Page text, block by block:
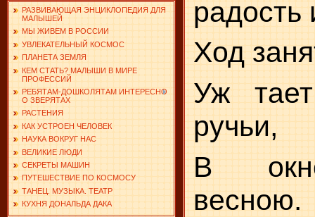
РАЗВИВАЮЩАЯ ЭНЦИКЛОПЕДИЯ ДЛЯ
МАЛЫШЕЙ
МЫ ЖИВЕМ В РОССИИ
УВЛЕКАТЕЛЬНЫЙ КОСМОС
ПЛАНЕТА ЗЕМЛЯ
КЕМ СТАТЬ? МАЛЫШИ В МИРЕ
ПРОФЕССИЙ
РЕБЯТАМ-ДОШКОЛЯТАМ ИНТЕРЕСНО
О ЗВЕРЯТАХ
РАСТЕНИЯ
КАК УСТРОЕН ЧЕЛОВЕК
НАУКА ВОКРУГ НАС
ВЕЛИКИЕ ЛЮДИ
СЕКРЕТЫ МАШИН
ПУТЕШЕСТВИЕ ПО КОСМОСУ
ТАНЕЦ. МУЗЫКА. ТЕАТР
КУХНЯ ДОНАЛЬДА ДАКА
радость
Ход
Уж
ручьи,
В
весною.